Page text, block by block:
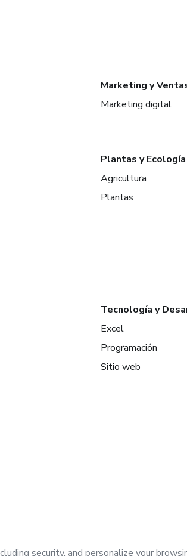
Marketing y
Marketing digital
Plantas y Ecología
Agricultura
Plantas
Tecnología y
Excel
Programación
Sitio web